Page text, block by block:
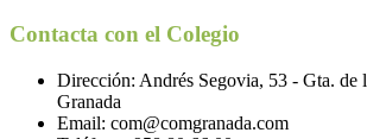
Contacta con el Colegio
Dirección: Andrés Segovia, 53 - Gta. de
Granada
Email: com@comgranada.com